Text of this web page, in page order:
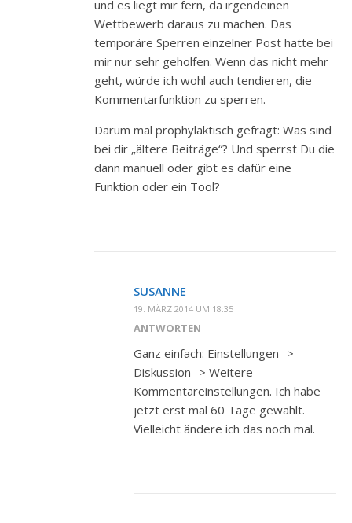
und es liegt mir fern, da irgendeinen
Wettbewerb daraus zu machen. Das
temporäre Sperren einzelner Post hatte bei
mir nur sehr geholfen. Wenn das nicht mehr
geht, würde ich wohl auch tendieren, die
Kommentarfunktion zu sperren.
Darum mal prophylaktisch gefragt: Was sind
bei dir „ältere Beiträge“? Und sperrst Du die
dann manuell oder gibt es dafür eine
Funktion oder ein Tool?
SUSANNE
19. MÄRZ 2014 UM 18:35
ANTWORTEN
Ganz einfach: Einstellungen ->
Diskussion -> Weitere
Kommentareinstellungen. Ich habe
jetzt erst mal 60 Tage gewählt.
Vielleicht ändere ich das noch mal.